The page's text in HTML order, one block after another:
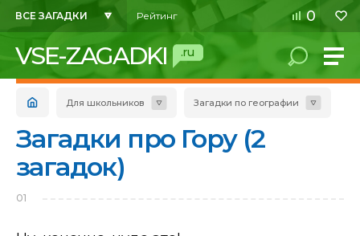
ВСЕ ЗАГАДКИ Рейтинг 0
VSE-ZAGADKI .ru
Для школьников Загадки по географии
Загадки про Гору (2
загадок)
01